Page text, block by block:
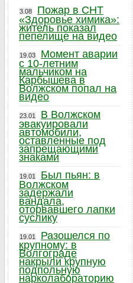
3.08
Пожар в СНТ
«Здоровье химика»:
житель показал
пепелище на видео
19.03
Момент аварии
с 10-летним
мальчиком на
Карбышева в
Волжском попал на
видео
23.01
В Волжском
эвакуировали
автомобили,
оставленные под
запрещающими
знаками
19.01
Был пьян: в
Волжском
задержали
вандала,
оторвавшего лапки
суслику
19.01
Разошелся по
крупному: в
Волгограде
накрыли крупную
подпольную
нарколабораторию